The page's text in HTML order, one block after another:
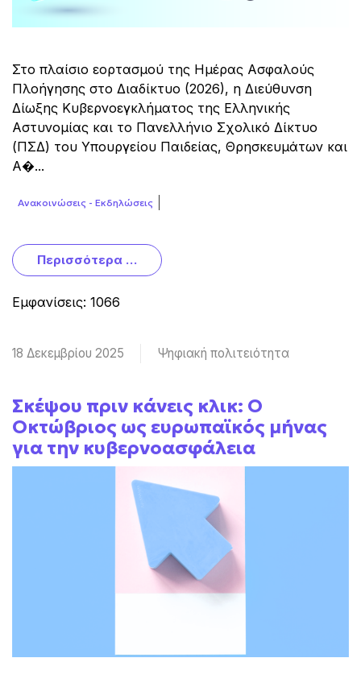
Στο πλαίσιο εορτασμού της Ημέρας Ασφαλούς
Πλοήγησης στο Διαδίκτυο (2026), η Διεύθυνση
Δίωξης Κυβερνοεγκλήματος της Ελληνικής
Αστυνομίας και το Πανελλήνιο Σχολικό Δίκτυο
(ΠΣΔ) του Υπουργείου Παιδείας, Θρησκευμάτων και
Α�...
Ανακοινώσεις - Εκδηλώσεις
Περισσότερα …
Εμφανίσεις: 1066
18 Δεκεμβρίου 2025 Ψηφιακή πολιτειότητα
Σκέψου πριν κάνεις κλικ: Ο
Οκτώβριος ως ευρωπαϊκός μήνας
για την κυβερνοασφάλεια